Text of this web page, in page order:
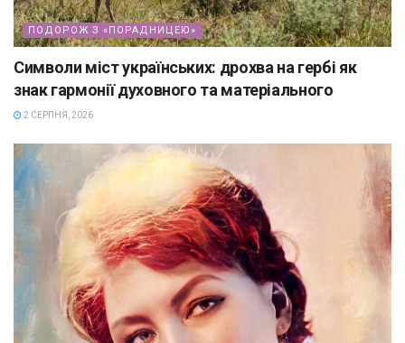
ПОДОРОЖ З «ПОРАДНИЦЕЮ»
Символи міст українських: дрохва на гербі як
знак гармонії духовного та матеріального
2 СЕРПНЯ, 2026